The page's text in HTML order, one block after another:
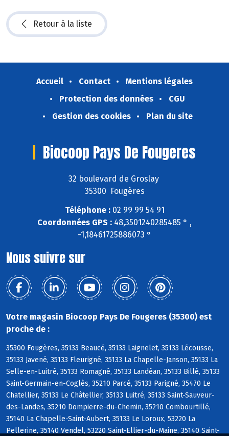
Retour à la liste
Accueil Contact
Mentions légales
Protection des données
CGU
Gestion des cookies
Plan du site
Biocoop Pays De Fougeres
32 boulevard de Groslay
35300 Fougères
Téléphone :02 99 99 54 91
Coordonnées GPS : 48,3501240285485 ° ,
-1,18461725886073 °
Nous suivre sur
Votre magasin Biocoop Pays De Fougeres (35300) est
proche de :
35300 Fougères, 35133 Beaucé, 35133 Laignelet, 35133 Lécousse,
35133 Javené, 35133 Fleurigné, 35133 La Chapelle-Janson, 35133 La
Selle-en-Luitré, 35133 Romagné, 35133 Landéan, 35133 Billé, 35133
Saint-Germain-en-Coglès, 35210 Parcé, 35133 Parigné, 35470 Le
Chatellier, 35133 Le Châtellier, 35133 Luitré, 35133 Saint-Sauveur-
des-Landes, 35210 Dompierre-du-Chemin, 35210 Combourtillé,
35140 La Chapelle-Saint-Aubert, 35133 Le Loroux, 53220 La
Pellerine, 35140 Vendel, 53220 Saint-Ellier-du-Maine, 35140 Saint-